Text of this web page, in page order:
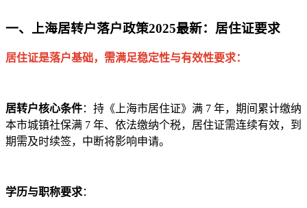
一、上海居转户落户政策2025最新：居住证要求​
居住证是落户基础，需满足稳定性与有效性要求：​
居转户核心条件：持《上海市居住证》满 7 年，期间累计缴纳
本市城镇社保满 7 年、依法缴纳个税，居住证需连续有效，到
期需及时续签，中断将影响申请。​
学历与职称要求：​